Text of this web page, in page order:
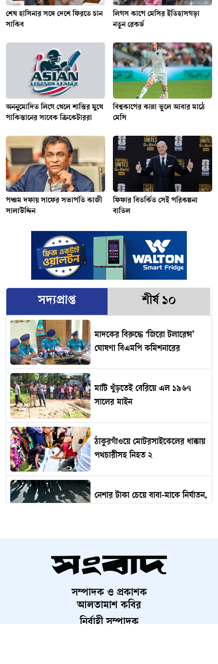
শেখ হাসিনার সঙ্গে দেশে ফিরতে চান
সাকিব
লিগস কাপে মেসির ইতিহাসগড়া
নতুন রেকর্ড
অননুমোদিত লিগে খেলে শাস্তির মুখে
পাকিস্তানের সাবেক ক্রিকেটাররা
বিশ্বকাপের কান্না ভুলে আবার মাঠে
মেসি
পঞ্চম দফায় সাফের সভাপতি কাজী
সালাউদ্দিন
ফিফার বিতর্কিত সেই পরিকল্পনা
বাতিল
সদ্যপ্রাপ্ত শীর্ষ ১০
মাদকের বিরুদ্ধে ‘জিরো টলারেন্স’
ঘোষণা বিএমপি কমিশনারের
মাটি খুঁড়তেই বেরিয়ে এল ১৯৬৭
সালের মাইন
ঠাকুরগাঁওয়ে মোটরসাইকেলের ধাক্কায়
পথচারীসহ নিহত ২
নেশার টাকা চেয়ে বাবা-মাকে নির্যাতন,
গ্রেপ্তার ৫
বকেয়া বিদ্যুৎ বিলের মামলায় বিএনপি
নেতা গ্রেপ্তার
সম্পাদক ও প্রকাশক
আলতামাশ কবির
নির্বাহী সম্পাদক